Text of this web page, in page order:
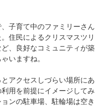
子育て中のファミリーさん
住民によるクリスマスツリ
、良好なコミュニティが築
いますね。
アクセスしづらい場所にあ
用を前提にイメージしてみ
ンの駐車場、駐輪場は空き